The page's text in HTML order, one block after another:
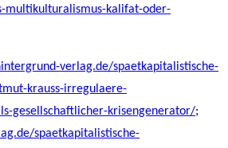
multikulturalismus-kalifat-oder-
verlag.de/spaetkapitalistische-
krauss-irregulaere-
gesellschaftlicher-krisengenerator/;
spaetkapitalistische-